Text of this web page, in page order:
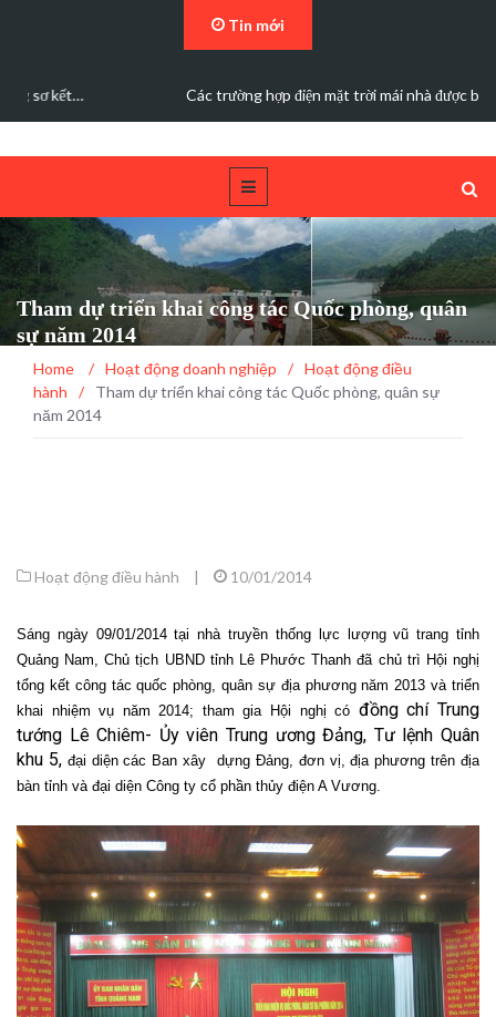
Tin mới
Các trường hợp điện mặt trời mái nhà được bán điện dư
Tham dự triển khai công tác Quốc phòng, quân
sự năm 2014
Home / Hoạt động doanh nghiệp / Hoạt động điều
hành
/
Tham dự triển khai công tác Quốc phòng, quân sự
năm 2014
Hoạt động điều hành | 10/01/2014
Sáng ngày 09/01/2014 tại nhà truyền thống lực lượng vũ trang tỉnh
Quảng Nam, Chủ tịch UBND tỉnh Lê Phước Thanh đã chủ trì Hội nghị
tổng kết công tác quốc phòng, quân sự địa phương năm 2013 và triển
khai nhiệm vụ năm 2014; tham gia Hội nghị có đồng chí Trung
tướng Lê Chiêm- Ủy viên Trung ương Đảng, Tư lệnh Quân
khu 5, đại diện các Ban xây dựng Đảng, đơn vị, địa phương trên địa
bàn tỉnh và đại diện Công ty cổ phần thủy điện A Vương.